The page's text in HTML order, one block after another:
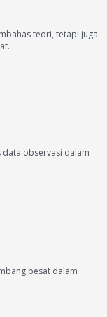
teori, tetapi juga
data observasi dalam
pesat dalam